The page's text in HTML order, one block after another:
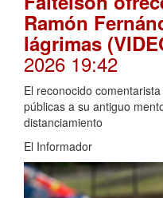
Ramón
lágrimas
2026 19:42
El reconocido
públicas a su antiguo
distanciamiento
El Informador